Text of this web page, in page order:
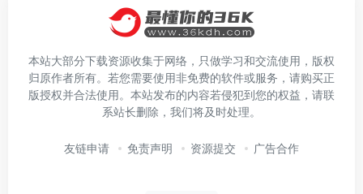
本站大部分下载资源收集于网络，只做学习和交流使用，版权
归原作者所有。若您需要使用非免费的软件或服务，请购买正
版授权并合法使用。本站发布的内容若侵犯到您的权益，请联
系站长删除，我们将及时处理。
友链申请 免责声明 资源提交 广告合作